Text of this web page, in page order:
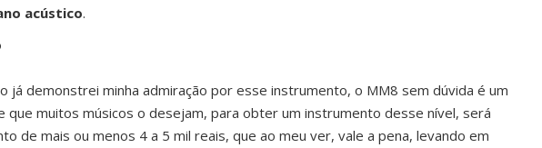
acústico.
já demonstrei minha admiração por esse instrumento, o MM8 sem dúvida é um
que muitos músicos o desejam, para obter um instrumento desse nível, será
de mais ou menos 4 a 5 mil reais, que ao meu ver, vale a pena, levando em